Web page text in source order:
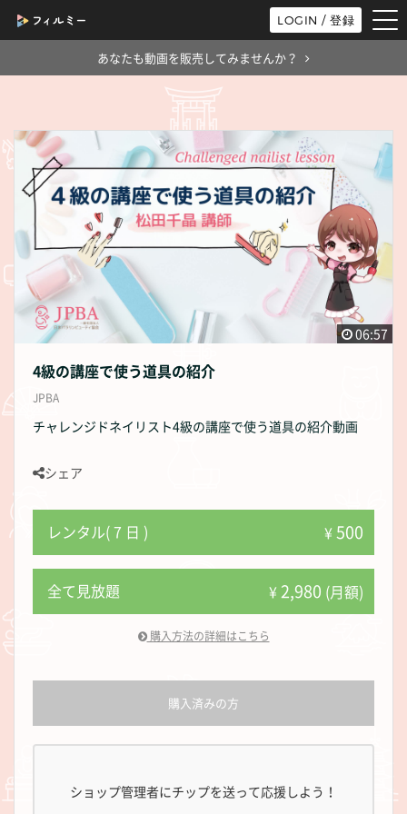
LOGIN / 登録
あなたも動画を販売してみませんか？
06:57
4級の講座で使う道具の紹介
JPBA
チャレンジドネイリスト4級の講座で使う道具の紹介動画
シェア
レンタル( 7 日 ) ¥500
全て見放題 ¥2,980 (月額)
購入方法の詳細はこちら
購入済みの方
ショップ管理者にチップを送って応援しよう！